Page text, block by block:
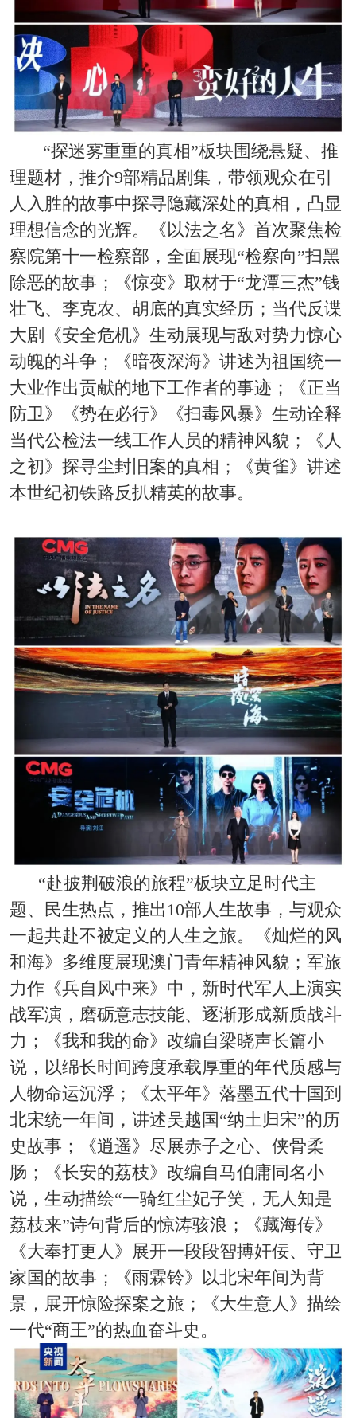
“探迷雾重重的真相”板块围绕悬疑、推
理题材，推介9部精品剧集，带领观众在引
人入胜的故事中探寻隐藏深处的真相，凸显
理想信念的光辉。《以法之名》首次聚焦检
察院第十一检察部，全面展现“检察向”扫黑
除恶的故事；《惊变》取材于“龙潭三杰”钱
壮飞、李克农、胡底的真实经历；当代反谍
大剧《安全危机》生动展现与敌对势力惊心
动魄的斗争；《暗夜深海》讲述为祖国统一
大业作出贡献的地下工作者的事迹；《正当
防卫》《势在必行》《扫毒风暴》生动诠释
当代公检法一线工作人员的精神风貌；《人
之初》探寻尘封旧案的真相；《黄雀》讲述
本世纪初铁路反扒精英的故事。
“赴披荆破浪的旅程”板块立足时代主
题、民生热点，推出10部人生故事，与观众
一起共赴不被定义的人生之旅。《灿烂的风
和海》多维度展现澳门青年精神风貌；军旅
力作《兵自风中来》中，新时代军人上演实
战军演，磨砺意志技能、逐渐形成新质战斗
力；《我和我的命》改编自梁晓声长篇小
说，以绵长时间跨度承载厚重的年代质感与
人物命运沉浮；《太平年》落墨五代十国到
北宋统一年间，讲述吴越国“纳土归宋”的历
史故事；《逍遥》尽展赤子之心、侠骨柔
肠；《长安的荔枝》改编自马伯庸同名小
说，生动描绘“一骑红尘妃子笑，无人知是
荔枝来”诗句背后的惊涛骇浪；《藏海传》
《大奉打更人》展开一段段智搏奸佞、守卫
家国的故事；《雨霖铃》以北宋年间为背
景，展开惊险探案之旅；《大生意人》描绘
一代“商王”的热血奋斗史。